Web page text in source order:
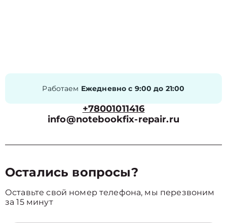
Работаем Ежедневно с 9:00 до 21:00
+78001011416
info@notebookfix-repair.ru
Остались вопросы?
Оставьте свой номер телефона, мы перезвоним
за 15 минут